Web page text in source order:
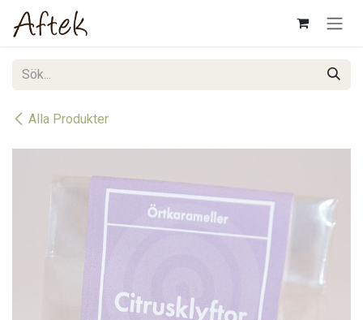
Hoppa till innehåll
Alla Produkter